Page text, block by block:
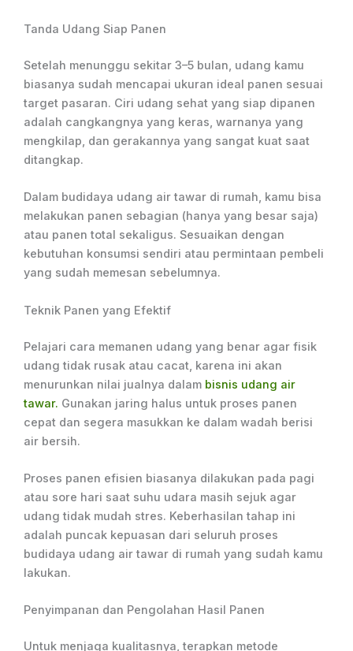
Tanda Udang Siap Panen
Setelah menunggu sekitar 3–5 bulan, udang kamu
biasanya sudah mencapai ukuran ideal panen sesuai
target pasaran. Ciri udang sehat yang siap dipanen
adalah cangkangnya yang keras, warnanya yang
mengkilap, dan gerakannya yang sangat kuat saat
ditangkap.
Dalam budidaya udang air tawar di rumah, kamu bisa
melakukan panen sebagian (hanya yang besar saja)
atau panen total sekaligus. Sesuaikan dengan
kebutuhan konsumsi sendiri atau permintaan pembeli
yang sudah memesan sebelumnya.
Teknik Panen yang Efektif
Pelajari cara memanen udang yang benar agar fisik
udang tidak rusak atau cacat, karena ini akan
menurunkan nilai jualnya dalam bisnis udang air
tawar. Gunakan jaring halus untuk proses panen
cepat dan segera masukkan ke dalam wadah berisi
air bersih.
Proses panen efisien biasanya dilakukan pada pagi
atau sore hari saat suhu udara masih sejuk agar
udang tidak mudah stres. Keberhasilan tahap ini
adalah puncak kepuasan dari seluruh proses
budidaya udang air tawar di rumah yang sudah kamu
lakukan.
Penyimpanan dan Pengolahan Hasil Panen
Untuk menjaga kualitasnya, terapkan metode